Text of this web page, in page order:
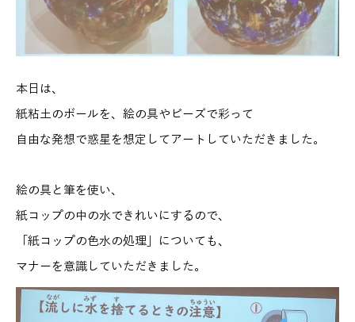
本日は、
紙粘土のボールを、絵の具やビーズで彩って
自由な発想で惑星を想定してアートしていただきました。
絵の具と筆を使い、
紙コップの中の水できれいにするので、
「紙コップの色水の処理」についても、
マナーを意識していただきました。